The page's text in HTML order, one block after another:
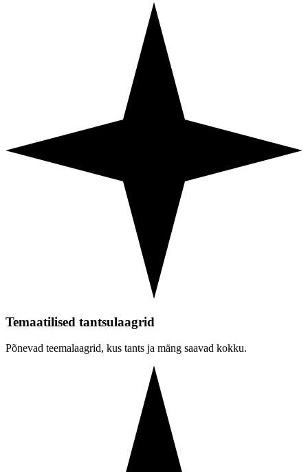
Temaatilised tantsulaagrid
Põnevad teemalaagrid, kus tants ja mäng saavad kokku.